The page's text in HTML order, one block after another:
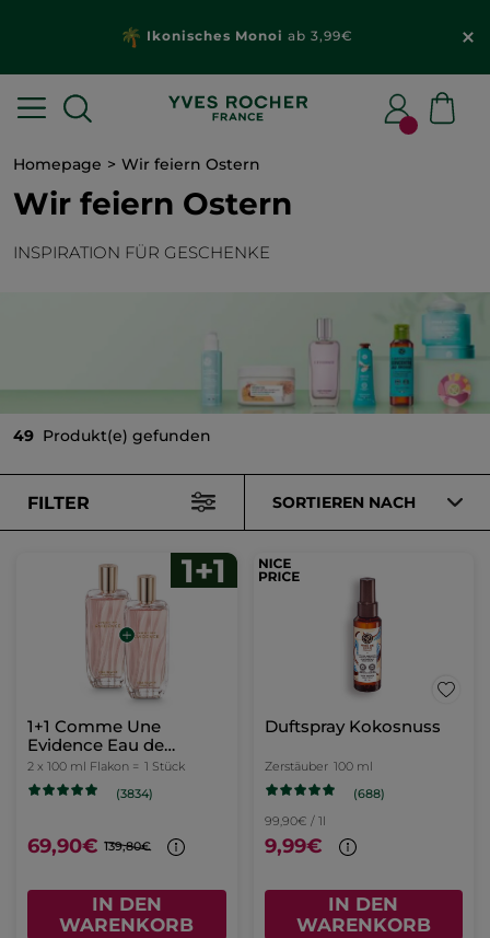
Ikonisches Monoiab 3,99€
Homepage Wir feiern Ostern
Wir feiern Ostern
INSPIRATION FÜR GESCHENKE
49 Produkt(e) gefunden
FILTER SORTIEREN NACH
1+1 Comme Une
Evidence Eau de
Parfum 100 ml
2 x 100 ml Flakon = 1 Stück
(3834)
69,90€ 139,80€
IN DEN
WARENKORB
Duftspray Kokosnuss
Zerstäuber 100 ml
(688)
99,90€ / 1l
9,99€
IN DEN
WARENKORB